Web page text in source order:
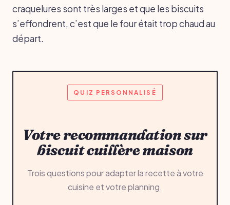
craquelures sont très larges et que les biscuits
s’effondrent, c’est que le four était trop chaud au
départ.
QUIZ PERSONNALISÉ
Votre recommandation sur
biscuit cuillère maison
Trois questions pour adapter la recette à votre
cuisine et votre planning.